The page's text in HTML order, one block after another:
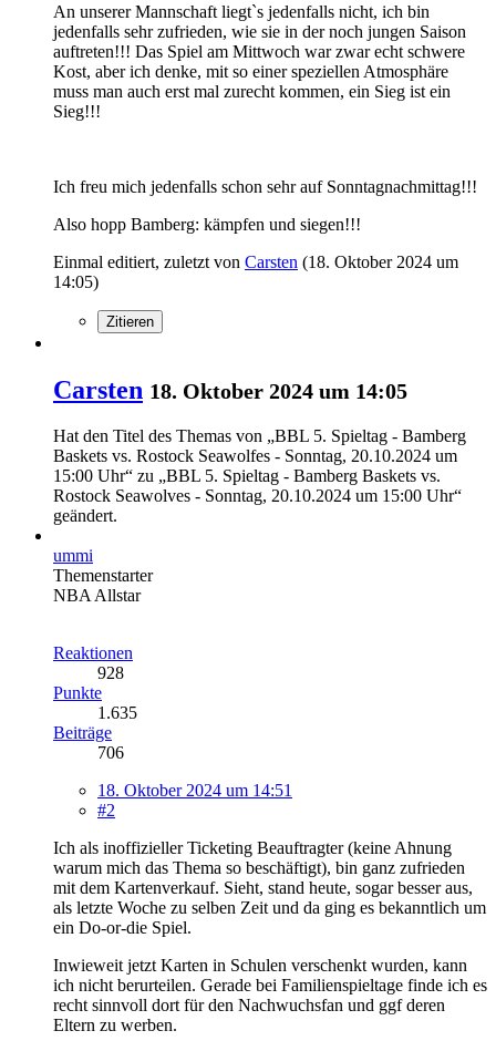
An unserer Mannschaft liegt`s jedenfalls nicht, ich bin
jedenfalls sehr zufrieden, wie sie in der noch jungen Saison
auftreten!!! Das Spiel am Mittwoch war zwar echt schwere
Kost, aber ich denke, mit so einer speziellen Atmosphäre
muss man auch erst mal zurecht kommen, ein Sieg ist ein
Sieg!!!
Ich freu mich jedenfalls schon sehr auf Sonntagnachmittag!!!
Also hopp Bamberg: kämpfen und siegen!!!
Einmal editiert, zuletzt von Carsten (18. Oktober 2024 um
14:05)
Zitieren
Carsten 18. Oktober 2024 um 14:05
Hat den Titel des Themas von „BBL 5. Spieltag - Bamberg
Baskets vs. Rostock Seawolfes - Sonntag, 20.10.2024 um
15:00 Uhr“ zu „BBL 5. Spieltag - Bamberg Baskets vs.
Rostock Seawolves - Sonntag, 20.10.2024 um 15:00 Uhr“
geändert.
ummi
Themenstarter
NBA Allstar
Reaktionen
928
Punkte
1.635
Beiträge
706
18. Oktober 2024 um 14:51
#2
Ich als inoffizieller Ticketing Beauftragter (keine Ahnung
warum mich das Thema so beschäftigt), bin ganz zufrieden
mit dem Kartenverkauf. Sieht, stand heute, sogar besser aus,
als letzte Woche zu selben Zeit und da ging es bekanntlich um
ein Do-or-die Spiel.
Inwieweit jetzt Karten in Schulen verschenkt wurden, kann
ich nicht berurteilen. Gerade bei Familienspieltage finde ich es
recht sinnvoll dort für den Nachwuchsfan und ggf deren
Eltern zu werben.